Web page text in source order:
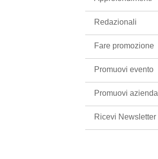
Redazionali
Fare promozione
Promuovi evento
Promuovi azienda
Ricevi Newsletter